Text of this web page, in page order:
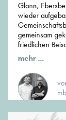
Glonn,
wieder
gemeinsam
friedlichen
mehr ...